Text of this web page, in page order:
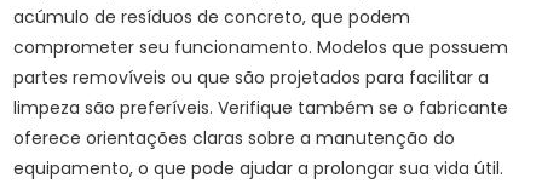
acúmulo de resíduos de concreto, que podem
comprometer seu funcionamento. Modelos que possuem
partes removíveis ou que são projetados para facilitar a
limpeza são preferíveis. Verifique também se o fabricante
oferece orientações claras sobre a manutenção do
equipamento, o que pode ajudar a prolongar sua vida útil.